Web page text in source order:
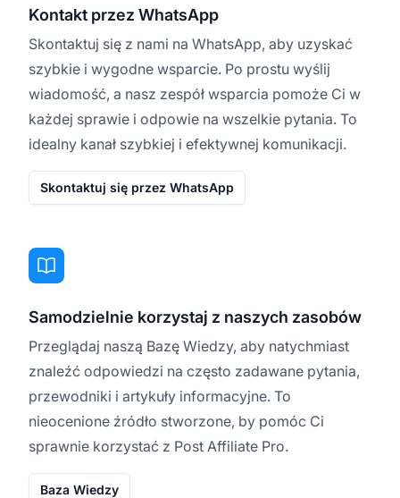
Kontakt przez WhatsApp
Skontaktuj się z nami na WhatsApp, aby uzyskać
szybkie i wygodne wsparcie. Po prostu wyślij
wiadomość, a nasz zespół wsparcia pomoże Ci w
każdej sprawie i odpowie na wszelkie pytania. To
idealny kanał szybkiej i efektywnej komunikacji.
Skontaktuj się przez WhatsApp
Samodzielnie korzystaj z naszych zasobów
Przeglądaj naszą Bazę Wiedzy, aby natychmiast
znaleźć odpowiedzi na często zadawane pytania,
przewodniki i artykuły informacyjne. To
nieocenione źródło stworzone, by pomóc Ci
sprawnie korzystać z Post Affiliate Pro.
Baza Wiedzy